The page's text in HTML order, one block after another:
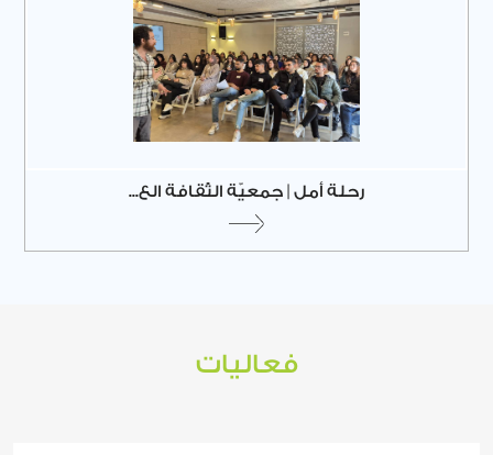
رحلة أمل | جمعيّة الثّقافة الع...
فعاليات